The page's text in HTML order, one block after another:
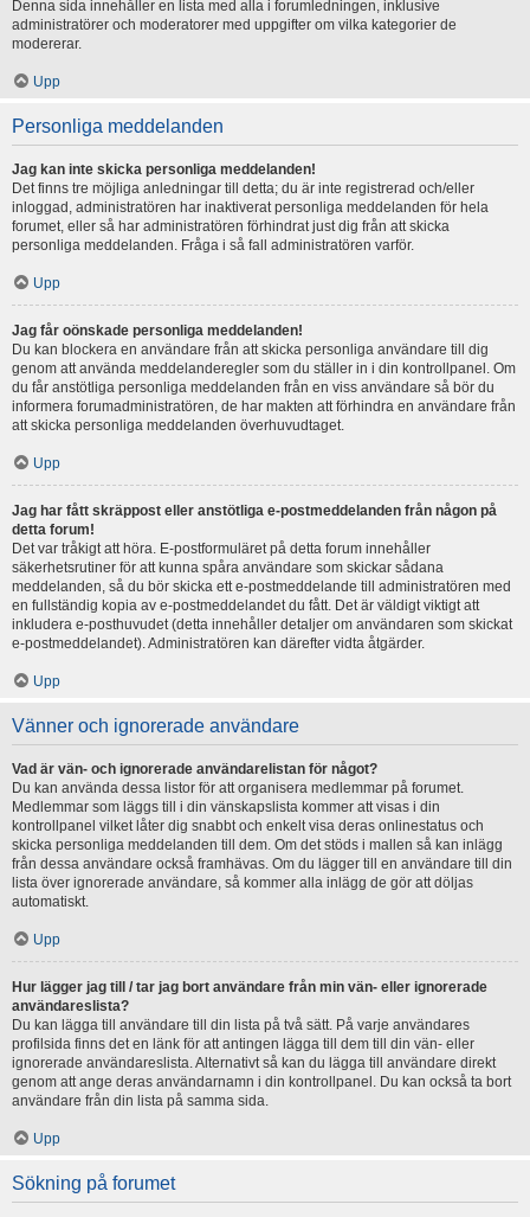
Denna sida innehåller en lista med alla i forumledningen, inklusive
administratörer och moderatorer med uppgifter om vilka kategorier de
modererar.
Upp
Personliga meddelanden
Jag kan inte skicka personliga meddelanden!
Det finns tre möjliga anledningar till detta; du är inte registrerad och/eller
inloggad, administratören har inaktiverat personliga meddelanden för hela
forumet, eller så har administratören förhindrat just dig från att skicka
personliga meddelanden. Fråga i så fall administratören varför.
Upp
Jag får oönskade personliga meddelanden!
Du kan blockera en användare från att skicka personliga användare till dig
genom att använda meddelanderegler som du ställer in i din kontrollpanel. Om
du får anstötliga personliga meddelanden från en viss användare så bör du
informera forumadministratören, de har makten att förhindra en användare från
att skicka personliga meddelanden överhuvudtaget.
Upp
Jag har fått skräppost eller anstötliga e-postmeddelanden från någon på
detta forum!
Det var tråkigt att höra. E-postformuläret på detta forum innehåller
säkerhetsrutiner för att kunna spåra användare som skickar sådana
meddelanden, så du bör skicka ett e-postmeddelande till administratören med
en fullständig kopia av e-postmeddelandet du fått. Det är väldigt viktigt att
inkludera e-posthuvudet (detta innehåller detaljer om användaren som skickat
e-postmeddelandet). Administratören kan därefter vidta åtgärder.
Upp
Vänner och ignorerade användare
Vad är vän- och ignorerade användarelistan för något?
Du kan använda dessa listor för att organisera medlemmar på forumet.
Medlemmar som läggs till i din vänskapslista kommer att visas i din
kontrollpanel vilket låter dig snabbt och enkelt visa deras onlinestatus och
skicka personliga meddelanden till dem. Om det stöds i mallen så kan inlägg
från dessa användare också framhävas. Om du lägger till en användare till din
lista över ignorerade användare, så kommer alla inlägg de gör att döljas
automatiskt.
Upp
Hur lägger jag till / tar jag bort användare från min vän- eller ignorerade
användareslista?
Du kan lägga till användare till din lista på två sätt. På varje användares
profilsida finns det en länk för att antingen lägga till dem till din vän- eller
ignorerade användareslista. Alternativt så kan du lägga till användare direkt
genom att ange deras användarnamn i din kontrollpanel. Du kan också ta bort
användare från din lista på samma sida.
Upp
Sökning på forumet